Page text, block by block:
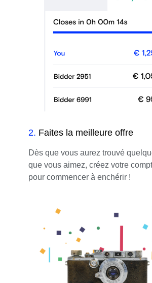
2. Faites la meilleure offre
Dès que vous aurez trouvé
que vous aimez, créez votre
pour commencer à enchérir !